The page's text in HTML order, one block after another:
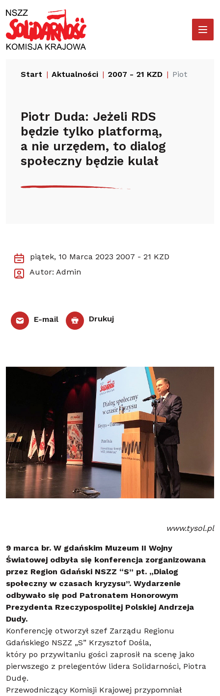
do
treści
Start Aktualności 2007 - 21 KZD Piotr Duda:
Piotr Duda: Jeżeli RDS
będzie tylko platformą,
a nie urzędem, to dialog
społeczny będzie kulał
piątek, 10 Marca 2023 2007 - 21 KZD
Autor: Admin
E-mail Drukuj
www.tysol.pl
9 marca br. W gdańskim Muzeum II Wojny
Światowej odbyła się konferencja zorganizowana
przez Region Gdański NSZZ “S” pt. „Dialog
społeczny w czasach kryzysu”. Wydarzenie
odbywało się pod Patronatem Honorowym
Prezydenta Rzeczypospolitej Polskiej Andrzeja
Dudy.
Konferencję otworzył szef Zarządu Regionu
Gdańskiego NSZZ „S” Krzysztof Dośla,
który po przywitaniu gości zaprosił na scenę jako
pierwszego z prelegentów lidera Solidarności, Piotra
Dudę.
Przewodniczący Komisji Krajowej przypomniał